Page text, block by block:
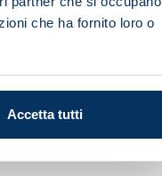
che ha fornito loro o
Accetta tutti